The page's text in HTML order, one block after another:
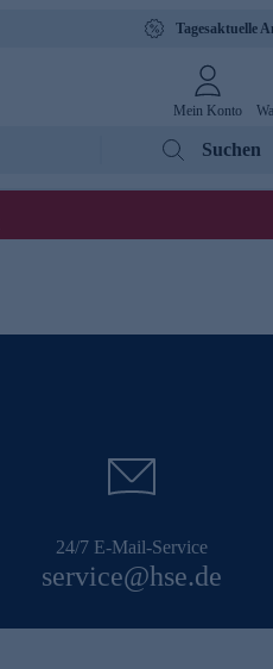
Tagesaktuelle
Mein Konto
Suchen
24/7 E-Mail-Service
service@hse.de